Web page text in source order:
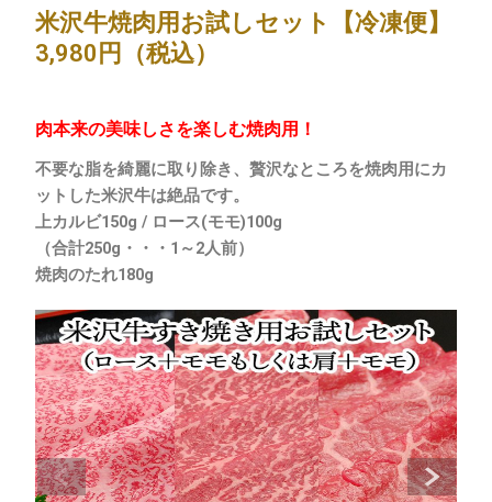
米沢牛焼肉用お試しセット【冷凍便】
3,980円（税込）
肉本来の美味しさを楽しむ焼肉用！
不要な脂を綺麗に取り除き、贅沢なところを焼肉用にカ
ットした米沢牛は絶品です。
上カルビ150g / ロース(モモ)100g
（合計250g・・・1～2人前）
焼肉のたれ180g